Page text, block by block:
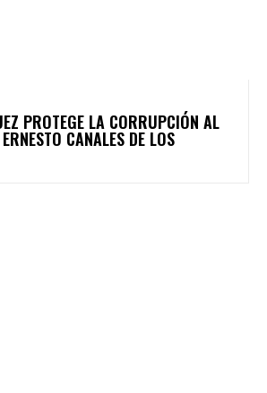
PROTEGE LA CORRUPCIÓN AL
CANALES DE LOS